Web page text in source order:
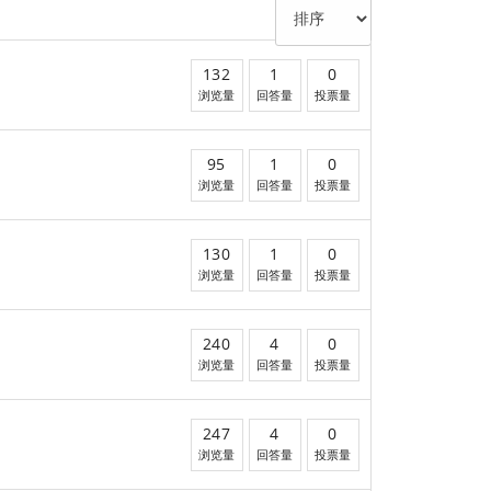
132
浏览量
1
回答量
0
投票量
95
浏览量
1
回答量
0
投票量
130
浏览量
1
回答量
0
投票量
240
浏览量
4
回答量
0
投票量
247
浏览量
4
回答量
0
投票量